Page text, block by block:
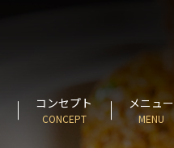
コンセプト
CONCEPT
メニュー
MENU